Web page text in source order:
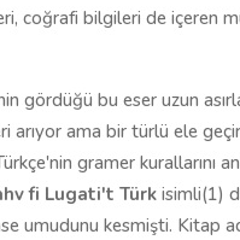
coğrafi bilgileri de içeren
gördüğü bu eser uzun
arıyor ama bir türlü ele
gramer kurallarını
fi Lugati't Türk isimli(1)
umudunu kesmişti. Kitap